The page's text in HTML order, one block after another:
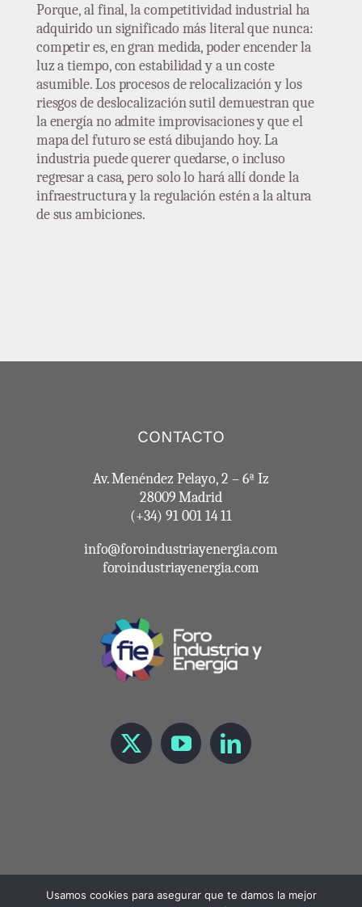
Porque, al final, la competitividad industrial ha
adquirido un significado más literal que nunca:
competir es, en gran medida, poder encender la
luz a tiempo, con estabilidad y a un coste
asumible. Los procesos de relocalización y los
riesgos de deslocalización sutil demuestran que
la energía no admite improvisaciones y que el
mapa del futuro se está dibujando hoy. La
industria puede querer quedarse, o incluso
regresar a casa, pero solo lo hará allí donde la
infraestructura y la regulación estén a la altura
de sus ambiciones.
CONTACTO
Av. Menéndez Pelayo, 2 – 6ª Iz
28009 Madrid
(+34) 91 001 14 11
info@foroindustriayenergia.com
foroindustriayenergia.com
Usamos cookies para asegurar que te damos la mejor